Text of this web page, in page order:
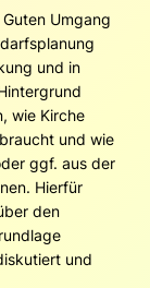
Umgang
und in
wie Kirche
und wie
ggf. aus der
Hierfür
den
und